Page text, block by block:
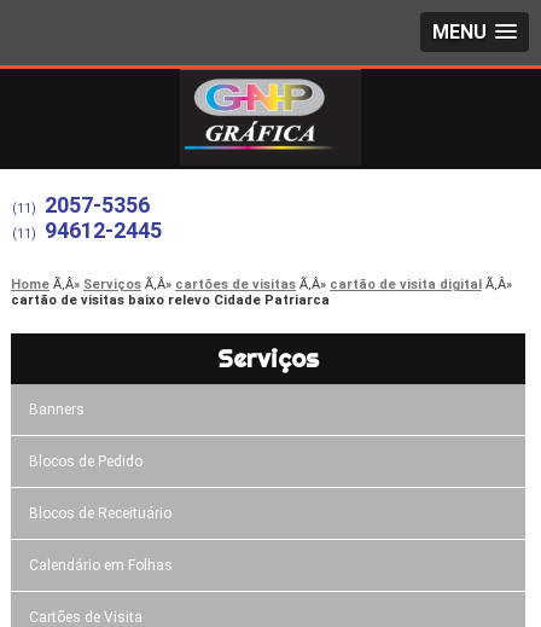
MENU
(11) 2057-5356
(11) 94612-2445
Home Serviços cartões de visitas
cartão de visita digital
cartão de visitas baixo relevo Cidade Patriarca
Serviços
Banners
Blocos de Pedido
Blocos de Receituário
Calendário em Folhas
Cartões de Visita